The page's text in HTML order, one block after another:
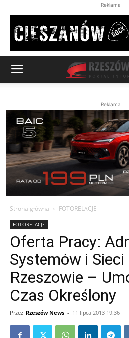
Reklama
Reklama
Strona główna FOTORELACJE
FOTORELACJE
Oferta Pracy:
Systemów i Sieci
Rzeszowie –
Czas Określony
Przez Rzeszów News - 11 lipca 2013 19:36